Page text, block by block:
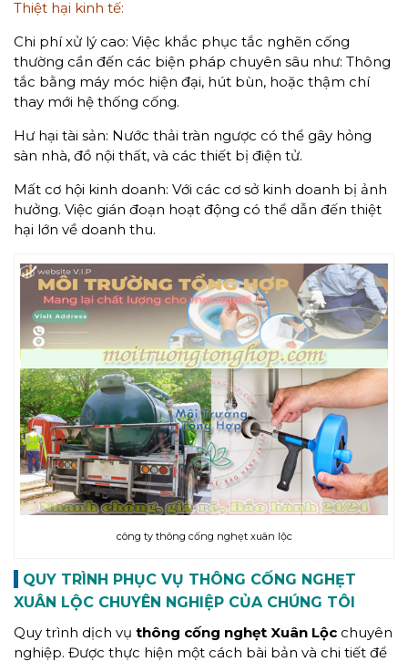
Thiệt hại kinh tế:
Chi phí xử lý cao: Việc khắc phục tắc nghẽn cống
thường cần đến các biện pháp chuyên sâu như: Thông
tắc bằng máy móc hiện đại, hút bùn, hoặc thậm chí
thay mới hệ thống cống.
Hư hại tài sản: Nước thải tràn ngược có thể gây hỏng
sàn nhà, đồ nội thất, và các thiết bị điện tử.
Mất cơ hội kinh doanh: Với các cơ sở kinh doanh bị ảnh
hưởng. Việc gián đoạn hoạt động có thể dẫn đến thiệt
hại lớn về doanh thu.
công ty thông cống nghẹt xuân lộc
QUY TRÌNH PHỤC VỤ THÔNG CỐNG NGHẸT
XUÂN LỘC CHUYÊN NGHIỆP CỦA CHÚNG TÔI
Quy trình dịch vụ thông cống nghẹt Xuân Lộc chuyên
nghiệp. Được thực hiện một cách bài bản và chi tiết để